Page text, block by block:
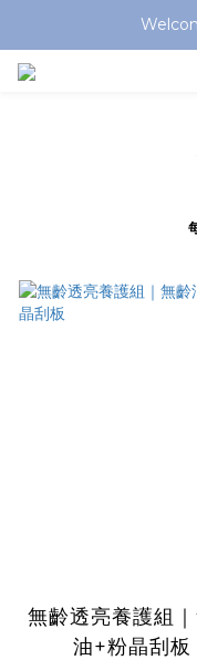
無齡透亮養護組
油+粉晶刮板